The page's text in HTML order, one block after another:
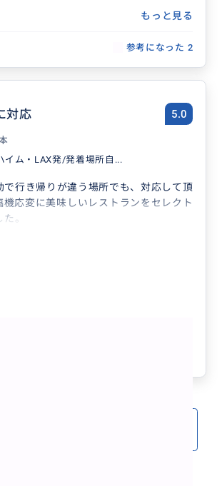
もっと見る
参考になった 2
対応 5.0
イム・LAX発/発着場所自...
で行き帰りが違う場所でも、対応して頂
機応変に美味しいレストランをセレクト
。